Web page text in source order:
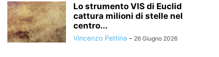
Lo strumento VIS di Euclid
cattura milioni di stelle nel
centro...
Vincenzo Pettina - 26 Giugno 2026